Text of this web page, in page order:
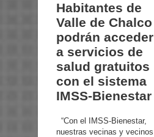
Habitantes de
Valle de Chalco
podrán acceder
a servicios de
salud gratuitos
con el sistema
IMSS-Bienestar
“Con el IMSS-Bienestar,
nuestras vecinas y vecinos